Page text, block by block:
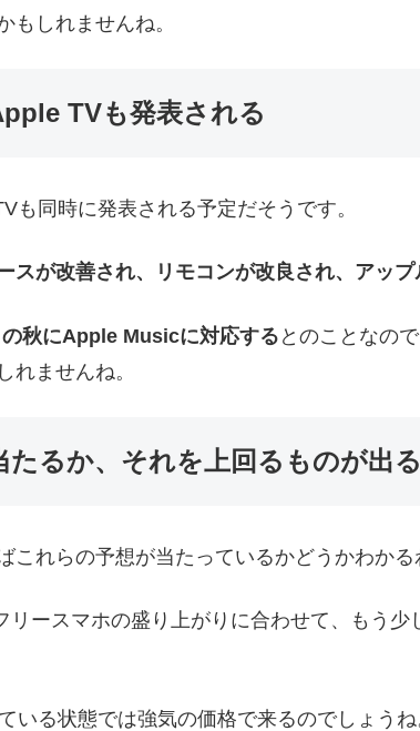
もしれませんね。
TVも発表される
も同時に発表される予定だそうです。
スが改善され、リモコンが改良され、アッ
秋にApple Musicに対応する とのことなの
れませんね。
たるか、それを上回るものが出
これらの予想が当たっているかどうかわかる
リースマホの盛り上がりに合わせて、もう
いる状態では強気の価格で来るのでしょうね